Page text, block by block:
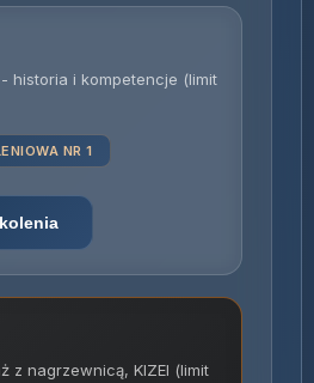
historia i kompetencje (limit
NR 1
z nagrzewnicą, KIZEI (limit